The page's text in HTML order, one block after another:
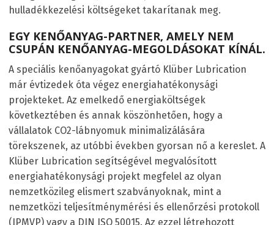
hulladékkezelési költségeket takarítanak meg.
EGY KENŐANYAG-PARTNER, AMELY NEM
CSUPÁN KENŐANYAG-MEGOLDÁSOKAT KÍNÁL.
A speciális kenőanyagokat gyártó Klüber Lubrication
már évtizedek óta végez energiahatékonysági
projekteket. Az emelkedő energiaköltségek
következtében és annak köszönhetően, hogy a
vállalatok CO2-lábnyomuk minimalizálására
törekszenek, az utóbbi években gyorsan nő a kereslet. A
Klüber Lubrication segítségével megvalósított
energiahatékonysági projekt megfelel az olyan
nemzetközileg elismert szabványoknak, mint a
nemzetközi teljesítménymérési és ellenőrzési protokoll
(IPMVP) vagy a DIN ISO 50015. Az ezzel létrehozott